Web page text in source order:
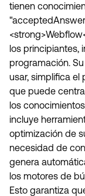
tienen
los principiantes,
programación.
usar, simplifica el
que puede
los
incluye
optimización de
necesidad de
genera
los motores de
Esto garantiza